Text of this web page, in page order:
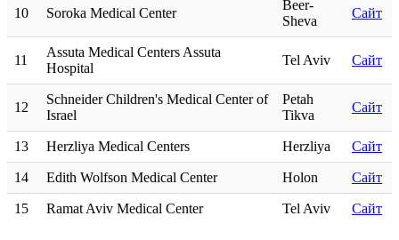
10 Soroka Medical Center
Beer-
Sheva
Сайт
11
Assuta Medical Centers Assuta
Hospital
Tel Aviv Сайт
12
Schneider Children's Medical Center of
Israel
Petah
Tikva
Сайт
13 Herzliya Medical Centers Herzliya Сайт
14 Edith Wolfson Medical Center Holon Сайт
15 Ramat Aviv Medical Center Tel Aviv Сайт